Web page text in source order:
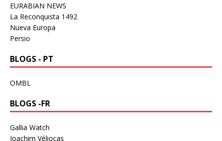
EURABIAN NEWS
La Reconquista 1492
Nueva Europa
Persio
BLOGS - PT
OMBL
BLOGS -FR
Gallia Watch
Joachim Véliocas